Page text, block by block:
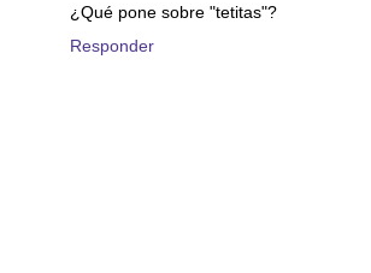
¿Qué pone sobre "tetitas"?
Responder